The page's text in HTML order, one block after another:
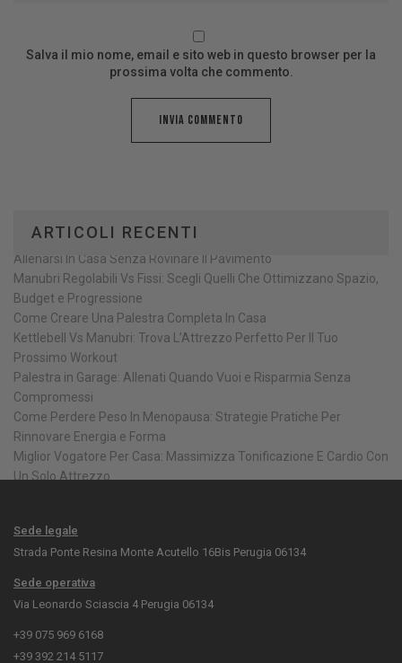
ARTICOLI RECENTI
Allenarsi In Casa Senza Rovinare Il Pavimento
Manubri Regolabili Vs Fissi: Scegli Quelli Che Ottimizzano Spazio,
Budget e Progressione
Come Creare Una Palestra Completa In Casa
Kettlebell Vs Manubri: Trova L’Attrezzo Perfetto Per Il Tuo
Prossimo Workout
Palestra in Garage: Allenati Quando Vuoi e Risparmia Senza
Compromessi
Come Perdere Peso In Menopausa: Strategie Pratiche Per
Rinnovare Energia e Forma
Miglior Vogatore Per Casa: Massimizza Tonificazione E Cardio Con
Un Solo Attrezzo
Salva il mio nome, email e sito web in questo browser per la
prossima volta che commento.
Sede legale
Strada Ponte Resina Monte Acutello 16Bis Perugia 06134
Sede operativa
Via Leonardo Sciascia 4 Perugia 06134
+39 075 969 6168
+39 392 214 5117